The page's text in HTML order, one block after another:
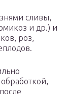
сливы,
и др.) и
роз,